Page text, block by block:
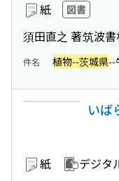
紙 図書
須田直之 著筑波
件名 植物--茨城県--
いば
紙 デジタ